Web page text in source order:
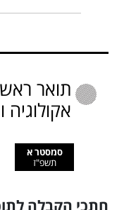
תואר
אקולוגיה
סמסטר א
תשפ"ז
חתכי הקבלה